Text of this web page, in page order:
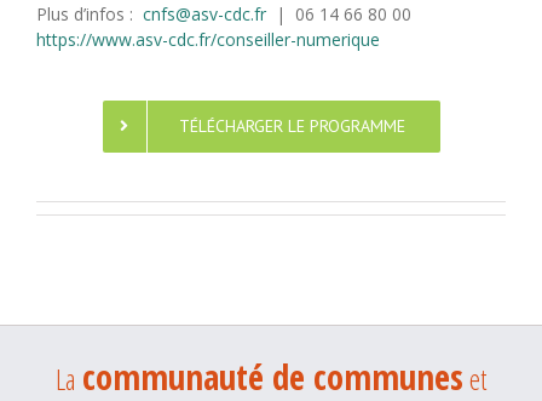
Plus d’infos : cnfs@asv-cdc.fr| 06 14 66 80 00
https://www.asv-cdc.fr/conseiller-numerique
TÉLÉCHARGER LE PROGRAMME
La communauté de communeset